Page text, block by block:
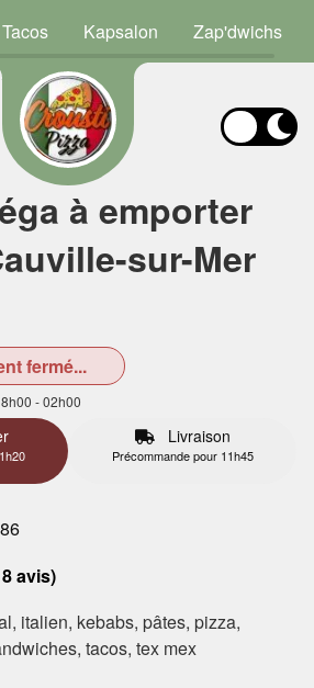
Tacos Kapsalon Zap'dwichs
à emporter
sur-Mer
fermé...
- 02h00
Livraison
Précommande pour 11h45
avis)
italien, kebabs, pâtes, pizza,
tacos, tex mex